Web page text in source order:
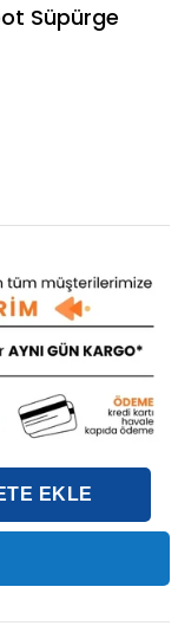
Süpürge